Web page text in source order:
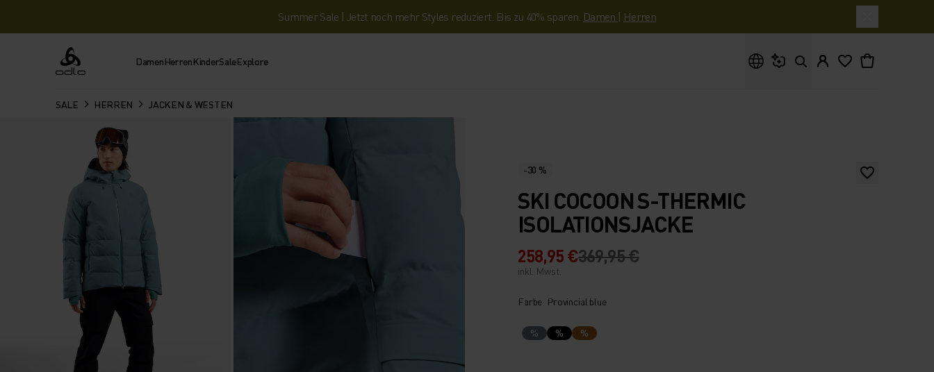
Summer Sale | Jetzt noch mehr Styles reduziert. Bis zu 40% sparen. Damen | Herren
Odlo DamenHerrenKinderSaleExplore
SALE HERREN JACKEN & WESTEN
-30 %
SKI COCOON S-THERMIC
ISOLATIONSJACKE
258,95 €369,95 €
inkl. Mwst.
Farbe: Provincial blue
% % %